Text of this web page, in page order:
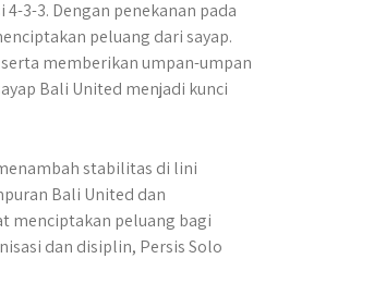
3-3. Dengan penekanan pada
peluang dari sayap.
memberikan umpan-umpan
Bali United menjadi kunci
stabilitas di lini
Bali United dan
menciptakan peluang bagi
dan disiplin, Persis Solo